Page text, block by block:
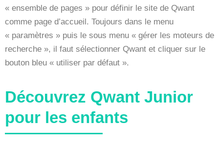
« ensemble de pages » pour définir le site de Qwant
comme page d’accueil. Toujours dans le menu
« paramètres » puis le sous menu « gérer les moteurs de
recherche », il faut sélectionner Qwant et cliquer sur le
bouton bleu « utiliser par défaut ».
Découvrez Qwant Junior
pour les enfants